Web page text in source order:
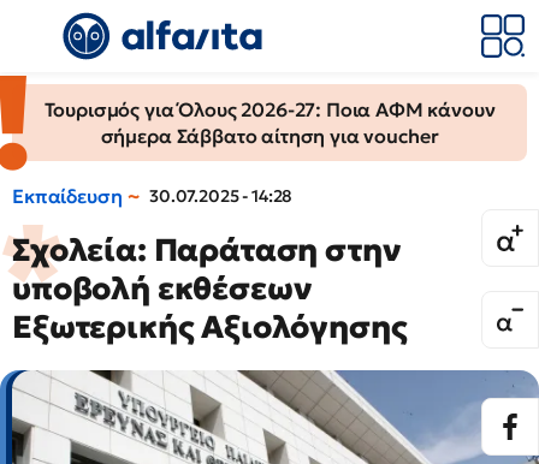
Τουρισμός για Όλους 2026-27: Ποια ΑΦΜ κάνουν
σήμερα Σάββατο αίτηση για voucher
Εκπαίδευση 30.07.2025 - 14:28
Σχολεία: Παράταση στην
υποβολή εκθέσεων
Εξωτερικής Αξιολόγησης